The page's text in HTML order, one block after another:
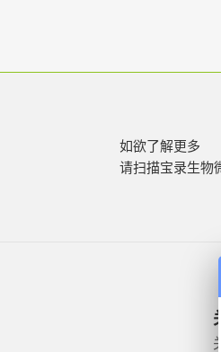
如欲了解更多
请扫描宝录生物